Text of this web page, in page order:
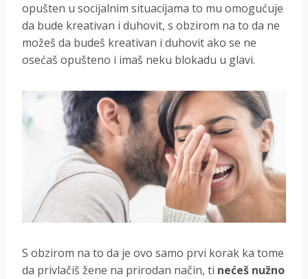
opušten u socijalnim situacijama to mu omogućuje
da bude kreativan i duhovit, s obzirom na to da ne
možeš da budeš kreativan i duhovit ako se ne
osećaš opušteno i imaš neku blokadu u glavi.
S obzirom na to da je ovo samo prvi korak ka tome
da privlačiš žene na prirodan način, ti nećeš nužno